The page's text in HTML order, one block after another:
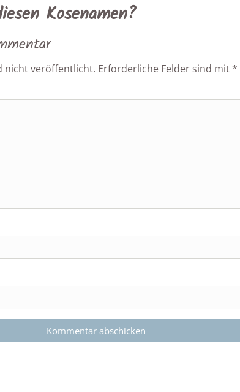
Kosenamen?
nicht veröffentlicht. Erforderliche Felder sind mit *